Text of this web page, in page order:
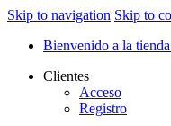
Skip to navigation Skip to
Bienvenido a la
Clientes
Acceso
Registro